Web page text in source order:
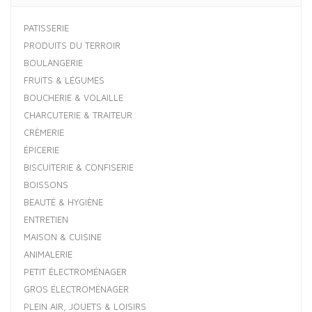
PATISSERIE
PRODUITS DU TERROIR
BOULANGERIE
FRUITS & LÉGUMES
BOUCHERIE & VOLAILLE
CHARCUTERIE & TRAITEUR
CRÈMERIE
ÉPICERIE
BISCUITERIE & CONFISERIE
BOISSONS
BEAUTÉ & HYGIÈNE
ENTRETIEN
MAISON & CUISINE
ANIMALERIE
PETIT ÉLECTROMÉNAGER
GROS ÉLECTROMÉNAGER
PLEIN AIR, JOUETS & LOISIRS